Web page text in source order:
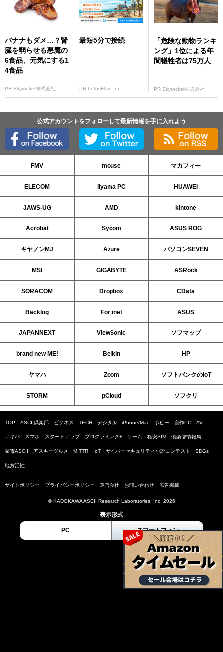
バナナもダメ…？腎
臓を弱らせる悪魔の
6食品、元気にする1
4食品
PR Skyrocket株式会社
最短5分で接続
PR LotusFlare Inc
「危険な動物ランキ
ング」1位による年
間犠牲者は75万人
PR Skyrocket株式会社
公式アカウントをフォローして最新情報を手に入れよう
FMV mouse マカフィー
ELECOM iiyama PC HUAWEI
JAWS-UG AMD kintone
Acrobat Sycom ASUS ROG
キヤノンMJ Azure パソコンSEVEN
MSI GIGABYTE ASRock
SORACOM Dropbox CData
Backlog Fortinet ASUS
JAPANNEXT ViewSonic ソフマップ
brand new ME! Belkin HP
ヤマハ Zoom ソフトバンクのIoT
STORM pCloud ソフクリ
TOP ASCII倶楽部 ビジネス TECH デジタル iPhone/Mac ホビー 自作PC AV
アキバ スマホ スタートアップ プログラミング+ ゲーム 格安SIM 倶楽部情報局
家電ASCII アスキーグルメ MITTR IoT サイバーセキュリティ小説コンテスト SDGs
地方活性
サイトポリシー プライバシーポリシー 運営会社 お問い合わせ 広告掲載
© KADOKAWA ASCII Research Laboratories, Inc. 2026
表示形式
PC スマートフォン